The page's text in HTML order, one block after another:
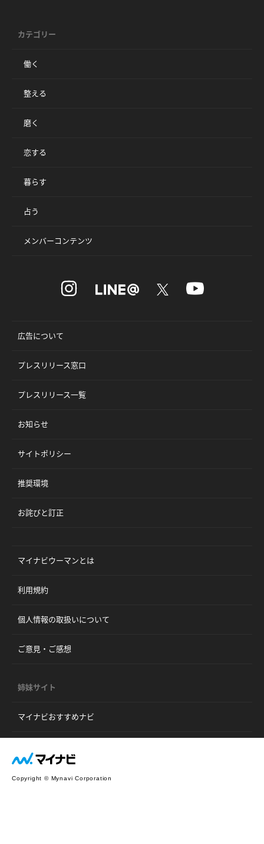
カテゴリー
働く
整える
磨く
恋する
暮らす
占う
メンバーコンテンツ
広告について
プレスリリース窓口
プレスリリース一覧
お知らせ
サイトポリシー
推奨環境
お詫びと訂正
マイナビウーマンとは
利用規約
個人情報の取扱いについて
ご意見・ご感想
姉妹サイト
マイナビおすすめナビ
Copyright © Mynavi Corporation